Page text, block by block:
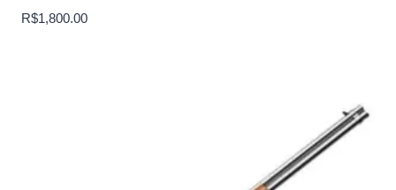
R$1,800.00